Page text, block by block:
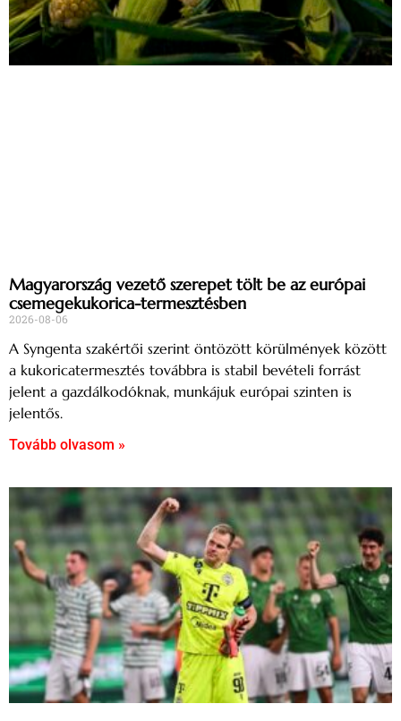
Magyarország vezető szerepet tölt be az európai
csemegekukorica-termesztésben
2026-08-06
A Syngenta szakértői szerint öntözött körülmények között
a kukoricatermesztés továbbra is stabil bevételi forrást
jelent a gazdálkodóknak, munkájuk európai szinten is
jelentős.
Tovább olvasom »